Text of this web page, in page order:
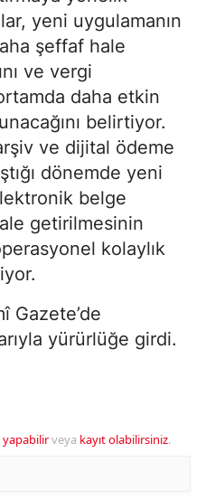
yeni uygulamanın
şeffaf hale
ve vergi
daha etkin
belirtiyor.
ve dijital ödeme
dönemde yeni
belge
getirilmesinin
kolaylık
Gazete’de
yürürlüğe girdi.
yapabilirveya kayıt olabilirsiniz.